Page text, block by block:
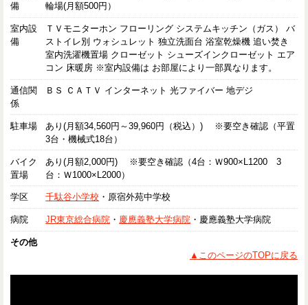
備
輪場(月額500円）
室内設
備
ＴＶモニターホン フローリング システムキッチン（ガス） バ
ストイレ別 ウォシュレット 独立洗面台 浴室乾燥機 追い焚き
室内洗濯機置場 クローゼット シューズインクローゼット エア
コン 床暖房 ※室内設備は お部屋により一部異なります。
通信関
係
ＢＳ ＣＡＴＶ インターネット 光ファイバー 地デジ
駐車場
あり(月額34,560円～39,960円（税込）) ※要空き確認（平置
3台・機械式18台）
バイク
置場
あり(月額2,000円) ※要空き確認（4台：Ｗ900×L1200 3
台：Ｗ1000×L2000）
学区 千駄谷小学校 ・原宿外苑中学校
病院 JR東京総合病院 ・ 慶應義塾大学病院 ・慶應義塾大学病院
その他
▲このページのTOPに戻る